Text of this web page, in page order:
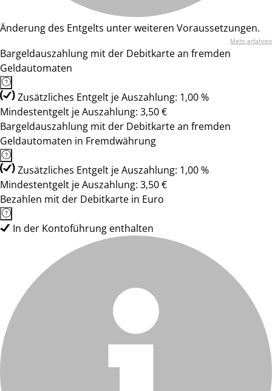
Änderung des Entgelts unter weiteren Voraussetzungen.
Mehr erfahren
Bargeldauszahlung mit der Debitkarte an fremden
Geldautomaten
Zusätzliches Entgelt je Auszahlung: 1,00 %
Mindestentgelt je Auszahlung: 3,50 €
Bargeldauszahlung mit der Debitkarte an fremden
Geldautomaten in Fremdwährung
Zusätzliches Entgelt je Auszahlung: 1,00 %
Mindestentgelt je Auszahlung: 3,50 €
Bezahlen mit der Debitkarte in Euro
In der Kontoführung enthalten